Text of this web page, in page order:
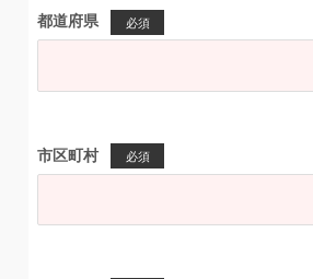
都道府県 必須
市区町村 必須